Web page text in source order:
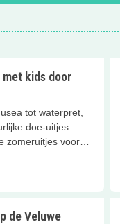
kids door
tot waterpret,
doe-uitjes:
zomeruitjes voor
Nederland.
de Veluwe